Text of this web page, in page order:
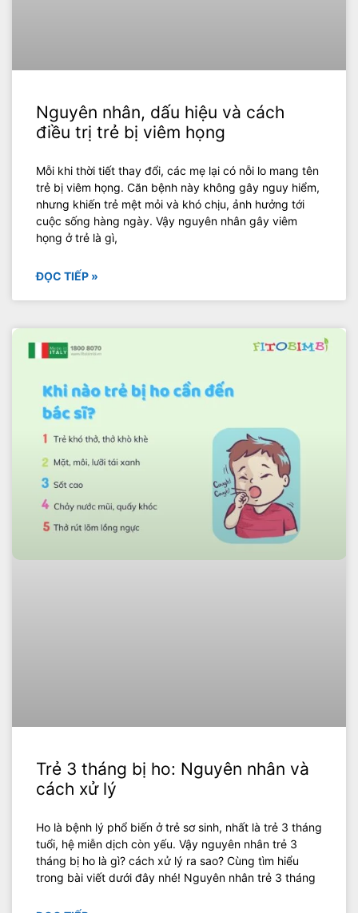
Nguyên nhân, dấu hiệu và cách
điều trị trẻ bị viêm họng
Mỗi khi thời tiết thay đổi, các mẹ lại có nỗi lo mang tên
trẻ bị viêm họng. Căn bệnh này không gây nguy hiểm,
nhưng khiến trẻ mệt mỏi và khó chịu, ảnh hưởng tới
cuộc sống hàng ngày. Vậy nguyên nhân gây viêm
họng ở trẻ là gì,
ĐỌC TIẾP »
Trẻ 3 tháng bị ho: Nguyên nhân và
cách xử lý
Ho là bệnh lý phổ biến ở trẻ sơ sinh, nhất là trẻ 3 tháng
tuổi, hệ miễn dịch còn yếu. Vậy nguyên nhân trẻ 3
tháng bị ho là gì? cách xử lý ra sao? Cùng tìm hiểu
trong bài viết dưới đây nhé! Nguyên nhân trẻ 3 tháng